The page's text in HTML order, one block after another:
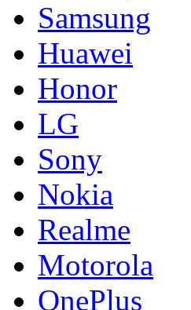
Samsung
Huawei
Honor
LG
Sony
Nokia
Realme
Motorola
OnePlus